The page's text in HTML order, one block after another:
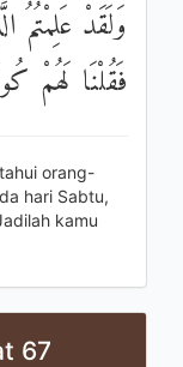
وَلَقَدْ عَلِمْتُمُ
فَقُلْنَا لَهُمْ
orang-
hari Sabtu,
kamu
67